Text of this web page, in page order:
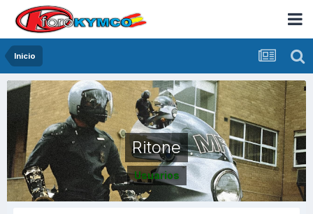
Inicio
Ritone
Usuarios